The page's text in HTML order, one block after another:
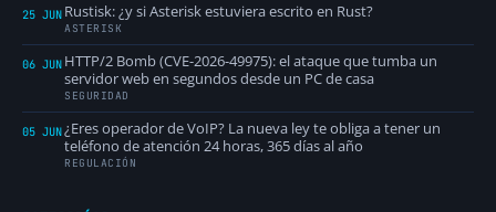
25 JUN Rustisk: ¿y si Asterisk estuviera escrito en Rust?
ASTERISK
06 JUN HTTP/2 Bomb (CVE-2026-49975): el ataque que tumba un
servidor web en segundos desde un PC de casa
SEGURIDAD
05 JUN¿Eres operador de VoIP? La nueva ley te obliga a tener un
teléfono de atención 24 horas, 365 días al año
REGULACIÓN